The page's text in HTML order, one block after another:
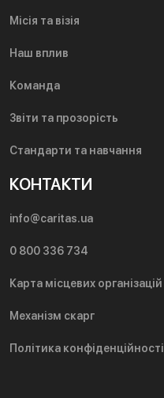
Місія та візія
Наш вплив
Команда
Звіти та прозорість
Стандарти та навчання
КОНТАКТИ
info@caritas.ua
0 800 336 734
Карта місцевих організацій
Механізм скарг
Політика конфіденційності